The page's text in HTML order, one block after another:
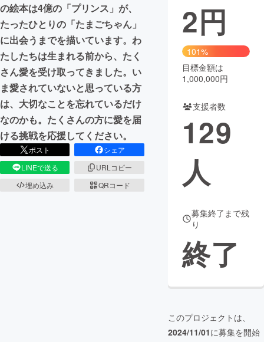
まちづくり・地域活性化
CAMPFIRE for Social Good
CAMPFIRE Creation
CAMPFIREふるさと納税machi-ya コミュニティ
の絵本は4億の「プリンス」が、
たったひとりの「たまごちゃん」
に出会うまでを描いています。わ
たしたちは生まれる前から、たく
さん愛を受け取ってきました。い
ま愛されていないと思っている方
は、大切なことを忘れているだけ
なのかも。たくさんの方に愛を届
ける挑戦を応援してください。
ポスト
シェア
LINEで送る
URLコピー
埋め込み
QRコード
2円
101%
目標金額は
1,000,000円
支援者数
129
人
募集終了まで残
り
終了
このプロジェクトは、
2024/11/01に募集を開始